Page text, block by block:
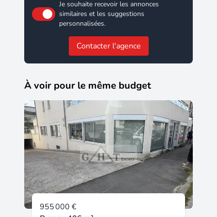
Je souhaite recevoir les annonces
similaires et les suggestions
personnalisées.
Contacter l'agence
À voir pour le même budget
955 000 €